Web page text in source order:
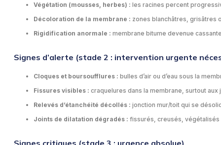
Végétation (mousses, herbes) : les racines percent
Décoloration de la membrane : zones blanchâtres, grisâtres
Rigidification anormale : membrane bitume devenue
Signes d’alerte (stade 2 : intervention urgente
Cloques et boursoufflures : bulles d’air ou d’eau sous la
Fissures visibles : craquelures dans la membrane, surtout
Relevés d’étanchéité décollés : jonction mur/toit qui se
Joints de dilatation dégradés : fissurés, creusés,
Signes critiques (stade 3 : urgence absolue)